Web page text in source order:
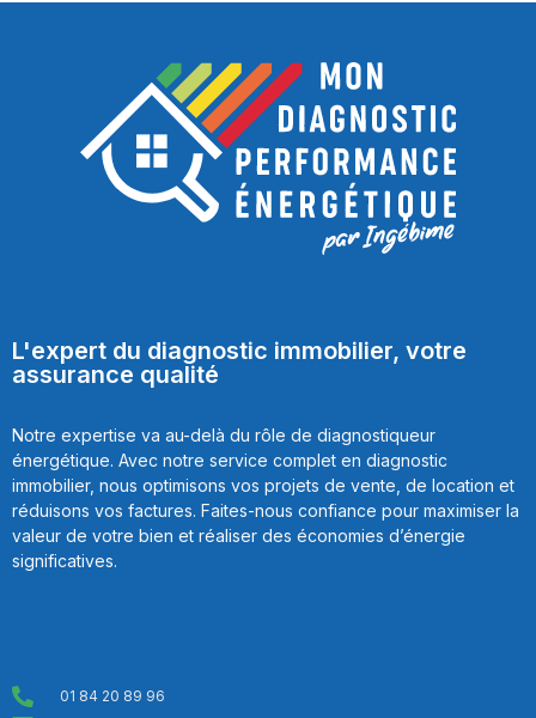
L'expert du diagnostic immobilier, votre
assurance qualité
Notre expertise va au-delà du rôle de diagnostiqueur
énergétique. Avec notre service complet en diagnostic
immobilier, nous optimisons vos projets de vente, de location et
réduisons vos factures. Faites-nous confiance pour maximiser la
valeur de votre bien et réaliser des économies d’énergie
significatives.
01 84 20 89 96